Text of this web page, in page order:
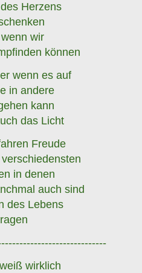
Herzens
wir
können
wenn es auf
in andere
kann
das Licht
Freude
in denen
auch sind
des Lebens
wirklich